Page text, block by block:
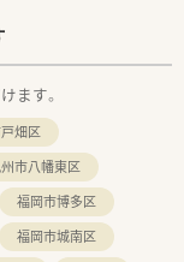
幅広い業務に挑戦し
を担当していただ
大560万円まで相
厚生で、安心して勤
ます。
畑区
市八幡東区
福岡市博多区
福岡市城南区